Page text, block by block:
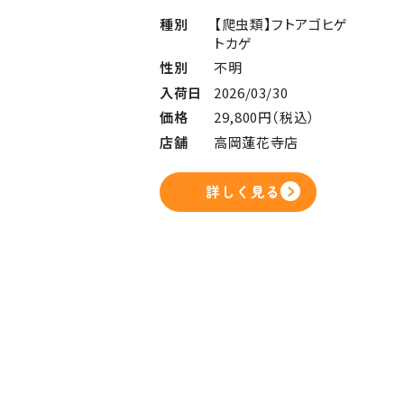
種別
【爬虫類】フトアゴヒゲ
トカゲ
性別
不明
入荷日
2026/03/30
価格
29,800円（税込）
店舗
高岡蓮花寺店
詳しく見る